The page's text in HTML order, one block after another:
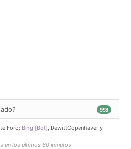
998
Foro: Bing [Bot], DewittCopenhaver y
en los últimos 60 minutos